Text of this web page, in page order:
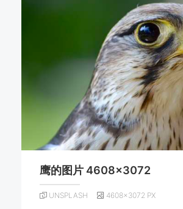
鹰的图片 4608×3072
UNSPLASH 4608×3072 PX